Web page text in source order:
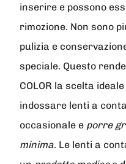
inserire e possono
rimozione. Non sono
pulizia e
speciale. Questo rende
COLOR la scelta
indossare lenti a
occasionale e porre
minima. Le lenti a